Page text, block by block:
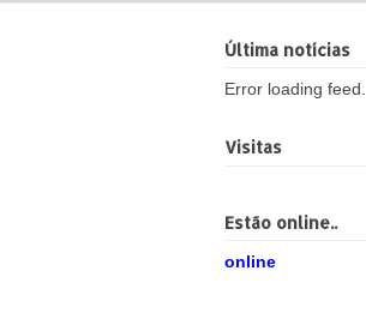
Última notícias
Error loading feed.
Visitas
Estão online..
online